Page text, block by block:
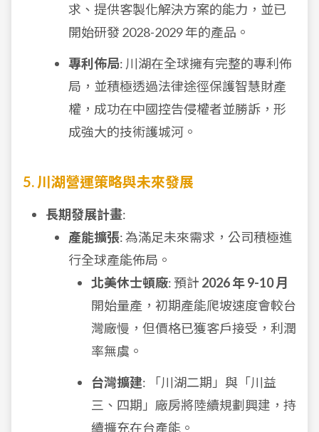
求、提供客製化解決方案的能力，並已
開始研發 2028-2029 年的產品。
專利佈局: 川湖在全球擁有完整的專利佈
局，並積極透過法律途徑保護智慧財產
權，成功在中國控告侵權者並勝訴，形
成強大的技術護城河。
5. 川湖營運策略與未來發展
長期發展計畫:
產能擴張: 為滿足未來需求，公司積極進
行全球產能佈局。
北美休士頓廠: 預計 2026 年 9-10 月
開始量產，初期產能爬坡速度會較台
灣廠慢，但價格已獲客戶接受，利潤
率無虞。
台灣擴建: 「川湖二期」與「川益
三、四期」廠房將陸續規劃興建，持
續擴充在台產能。